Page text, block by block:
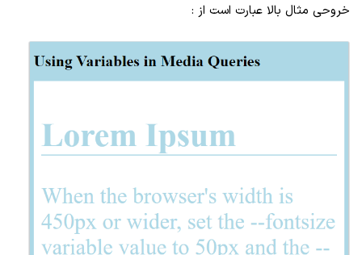
خروحی مثال بالا عبارت است از :